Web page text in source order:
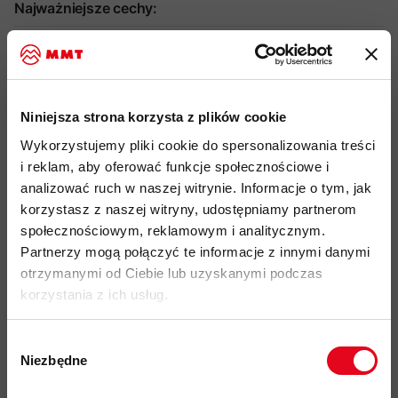
Niniejsza strona korzysta z plików cookie
Wykorzystujemy pliki cookie do spersonalizowania treści
i reklam, aby oferować funkcje społecznościowe i
analizować ruch w naszej witrynie. Informacje o tym, jak
korzystasz z naszej witryny, udostępniamy partnerom
społecznościowym, reklamowym i analitycznym.
Partnerzy mogą połączyć te informacje z innymi danymi
otrzymanymi od Ciebie lub uzyskanymi podczas
korzystania z ich usług.
zgody
Niezbędne
Najważniejsze cechy:
idealny produkt do: hiking, trekking, skitouring, wspinaczka
wykonana z przetworzonych resztek lin wspinaczkowych
panele polarowe na bokach i rękawach
komory izolacyjne 3D w układzie cegiełkowym - ograniczenie
mostków termicznych, brak szwów
zewnętrzny materiał wiatroodporny, wykonany z tkaniny
pochodzącej z recykling
raglanowe rękawy -
zwiększona mobilność i komfort przy
noszeniu plecaka
przeciwwiatrową